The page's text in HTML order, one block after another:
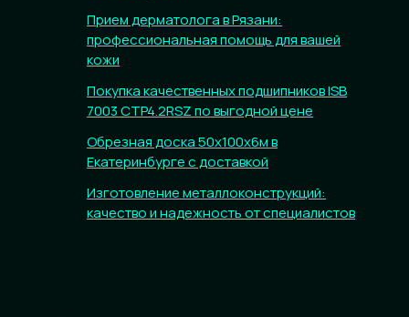
Прием дерматолога в Рязани:
профессиональная помощь для вашей
кожи
Покупка качественных подшипников ISB
7003 CTP4.2RSZ по выгодной цене
Обрезная доска 50х100х6м в
Екатеринбурге с доставкой
Изготовление металлоконструкций:
качество и надежность от специалистов